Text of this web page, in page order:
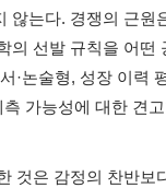
않는다. 경쟁의 근원
의 선발 규칙을 어떤
·논술형, 성장 이력
가능성에 대한 견
것은 감정의 찬반보